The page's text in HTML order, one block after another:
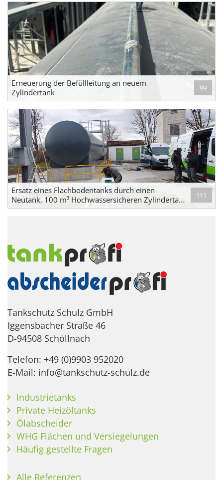
Erneuerung der Befüllleitung an neuem
Zylindertank
99
Ersatz eines Flachbodentanks durch einen
Neutank, 100 m³ Hochwassersicheren Zylindertank
mit Abfüllfläche
111
Tankschutz Schulz GmbH
Iggensbacher Straße 46
D-94508 Schöllnach
Telefon: +49 (0)9903 952020
E-Mail: info@tankschutz-schulz.de
Industrietanks
Private Heizöltanks
Ölabscheider
WHG Flächen und Versiegelungen
Häufig gestellte Fragen
Alle Referenzen